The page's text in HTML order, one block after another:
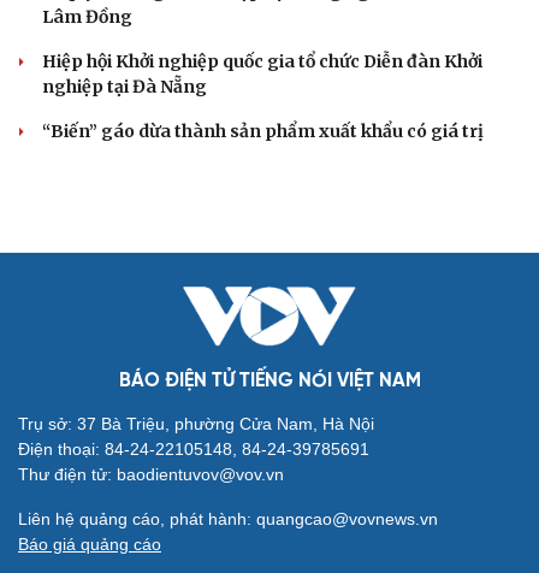
Mục tiêu 114 dự án: Hà Nội sẽ tháo gỡ điểm nghẽn nhà ở
xã hội ra sao?
TP.HCM rà soát 16 khu đất xây dựng nhà lưu trú công
nhân
Đắk Lắk tìm giải pháp nâng cao chất lượng hoạt
động chi Hội Nông dân
Xây dựng thương hiệu để sản phẩm Na La Hiên Thái
Nguyên vươn xa
Bí quyết làm giàu của cặp vợ chồng người Châu Ro ở
Lâm Đồng